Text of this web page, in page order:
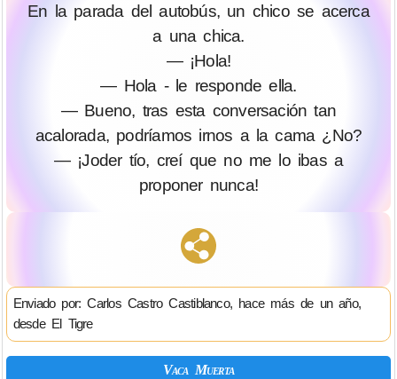
En la parada del autobús, un chico se acerca
a una chica.
— ¡Hola!
— Hola - le responde ella.
— Bueno, tras esta conversación tan
acalorada, podríamos irnos a la cama ¿No?
— ¡Joder tío, creí que no me lo ibas a
proponer nunca!
Enviado por: Carlos Castro Castiblanco, hace más de un año,
desde El Tigre
Vaca Muerta